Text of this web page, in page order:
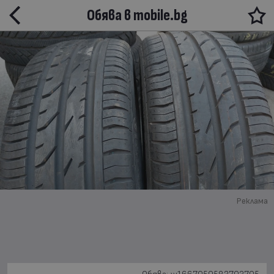
Обява в mobile.bg
Реклама